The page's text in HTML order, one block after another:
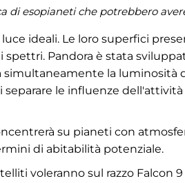
di esopianeti che potrebbero
ideali. Le loro superfici
spettri. Pandora è stata
la luminosità
le influenze
su pianeti con
di abitabilità potenziale.
voleranno sul razzo Falcon